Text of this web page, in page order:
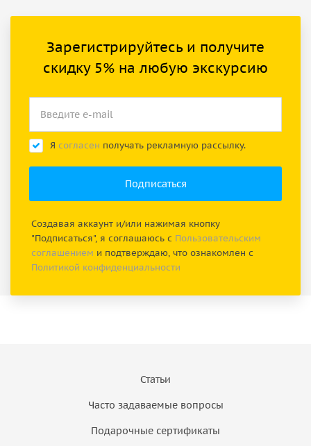
Зарегистрируйтесь и получите
скидку 5% на любую экскурсию
Я согласен получать рекламную рассылку.
Создавая аккаунт и/или нажимая кнопку
"Подписаться", я соглашаюсь с Пользовательским
соглашением и подтверждаю, что ознакомлен с
Политикой конфиденциальности
Статьи
Часто задаваемые вопросы
Подарочные сертификаты